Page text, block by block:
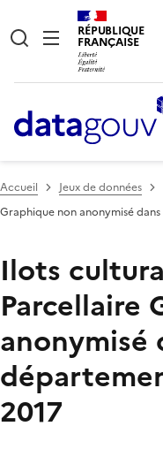
RÉPUBLIQUE
FRANÇAISE
Accueil Jeux de données
Graphique non anonymisé
Ilots
Parcellaire
anonymisé
2017